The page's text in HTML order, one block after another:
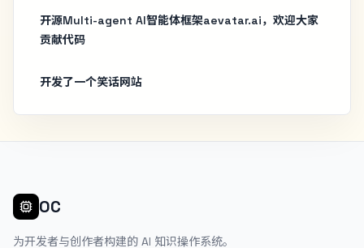
开源Multi-agent AI智能体框架aevatar.ai，欢迎大家
贡献代码
开发了一个笑话网站
OC
为开发者与创作者构建的 AI 知识操作系统。